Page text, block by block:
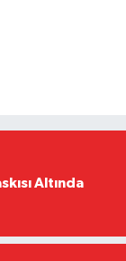
Altında